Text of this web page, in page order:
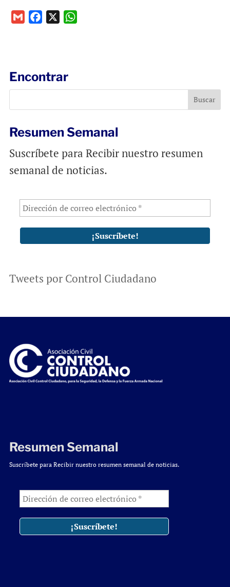
o
k
p
Encontrar
Resumen Semanal
Suscríbete para Recibir nuestro resumen
semanal de noticias.
Tweets por Control Ciudadano
Resumen Semanal
Suscríbete para Recibir nuestro resumen semanal de noticias.